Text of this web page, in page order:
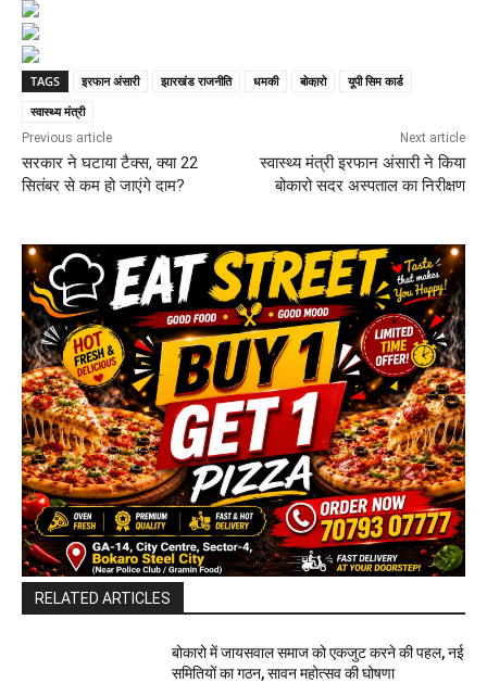
TAGS इरफान अंसारी झारखंड राजनीति धमकी बोका़रो
यूपी सिम कार्ड
स्वास्थ्य मंत्री
Previous article
सरकार ने घटाया टैक्स, क्या 22
सितंबर से कम हो जाएंगे दाम?
Next article
स्वास्थ्य मंत्री इरफान अंसारी ने किया
बोकारो सदर अस्पताल का निरीक्षण
RELATED ARTICLES
बोकारो में जायसवाल समाज को एकजुट करने की पहल, नई
समितियों का गठन, सावन महोत्सव की घोषणा